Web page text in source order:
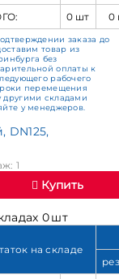
0 шт 0
заказа до
товар из
без
оплаты к
рабочего
перемещения
другими складами
у менеджеров.
DN125,
1
Купить
0 шт
на складе